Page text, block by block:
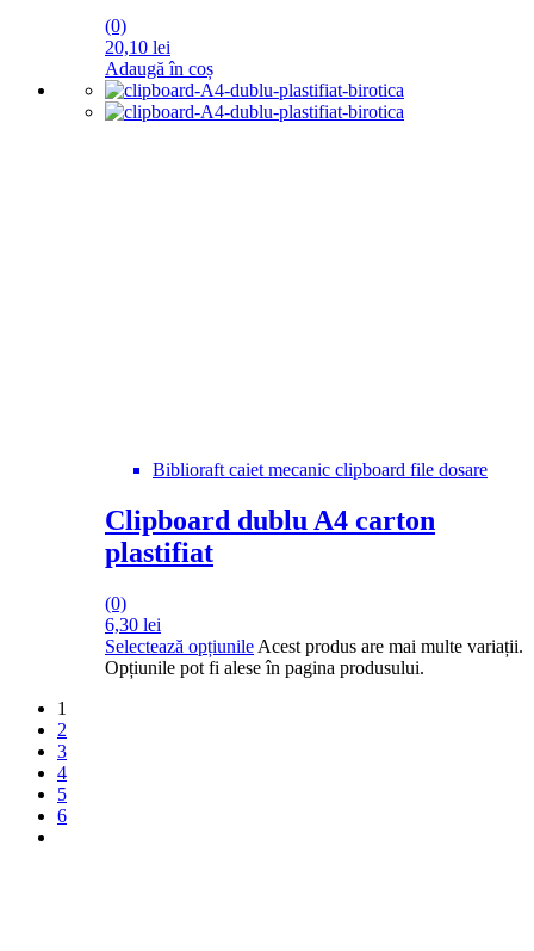
(0)
20,10 lei
Adaugă în coș
Biblioraft caiet mecanic clipboard file dosare
Clipboard dublu A4 carton
plastifiat
(0)
6,30 lei
Selectează opțiunile Acest produs are mai multe variații.
Opțiunile pot fi alese în pagina produsului.
1
2
3
4
5
6